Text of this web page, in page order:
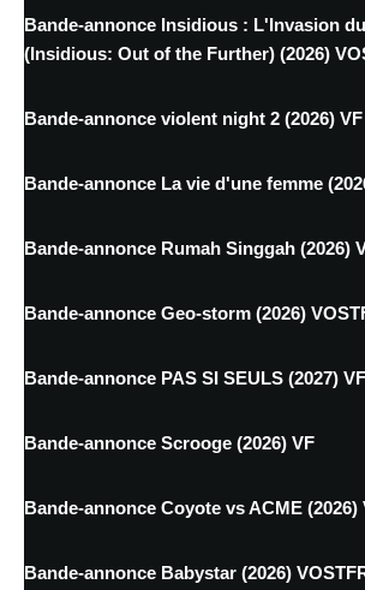
Bande-annonce Insidious : L'Invasion
(Insidious: Out of the Further) (2026)
Bande-annonce violent night 2 (2026) VF
Bande-annonce La vie d'une femme
Bande-annonce Rumah Singgah (2026)
Bande-annonce Geo-storm (2026)
Bande-annonce PAS SI SEULS (2027) VF
Bande-annonce Scrooge (2026) VF
Bande-annonce Coyote vs ACME (2026)
Bande-annonce Babystar (2026)